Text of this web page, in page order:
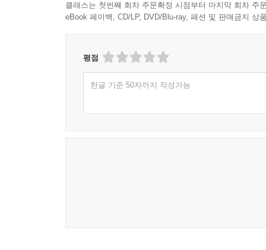
클래스는 첫번째 회차 주문확정 시점부터 마지막 회차 주
eBook 페이백, CD/LP, DVD/Blu-ray, 패션 및 판매금지 상
평점
한글 기준 50자까지 작성가능